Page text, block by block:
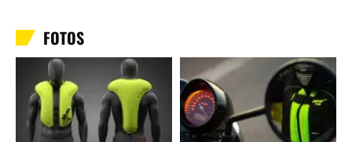
FOTOS